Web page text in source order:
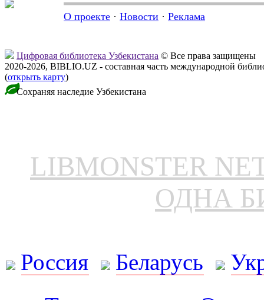
О проекте · Новости · Реклама
Цифровая библиотека Узбекистана © Все права защищены
2020-2026, BIBLIO.UZ - составная часть международной
(открыть карту)
Сохраняя наследие Узбекистана
LIBMONSTER
ОДНА
Россия Беларусь